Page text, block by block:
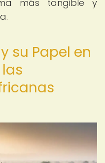
más tangible y
su Papel en